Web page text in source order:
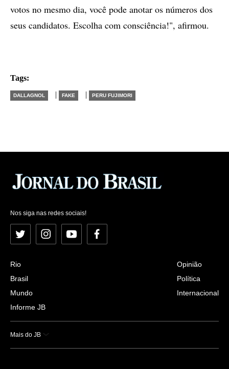
votos no mesmo dia, você pode anotar os números dos
seus candidatos. Escolha com consciência!", afirmou.
Tags:
DALLAGNOL | FAKE | PERU FUJIMORI
Nos siga nas redes sociais!
Twitter InstagramYouTubeFacebook
Rio
Brasil
Mundo
Informe JB
Opinião
Política
Internacional
Mais do JB
Esportes